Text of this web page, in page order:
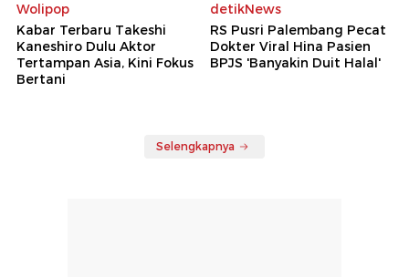
Wolipop
Kabar Terbaru Takeshi
Kaneshiro Dulu Aktor
Tertampan Asia, Kini Fokus
Bertani
detikNews
RS Pusri Palembang Pecat
Dokter Viral Hina Pasien
BPJS 'Banyakin Duit Halal'
Selengkapnya